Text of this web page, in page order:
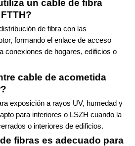
un cable de fibra
de fibra con las
formando el enlace de acceso
conexiones de hogares, edificios o
cable de acometida
exposición a rayos UV, humedad y
para interiores o LSZH cuando la
o interiores de edificios.
fibras es adecuado para